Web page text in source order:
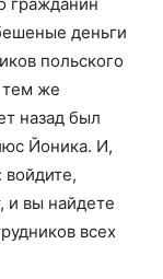
деньги
польского
тем же
назад был
Йоника. И,
и вы найдете
всех